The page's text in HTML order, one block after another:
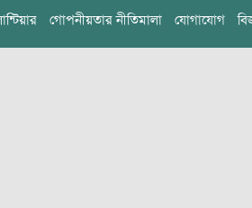
গোপনীয়তার নীতিমালা যোগাযোগ